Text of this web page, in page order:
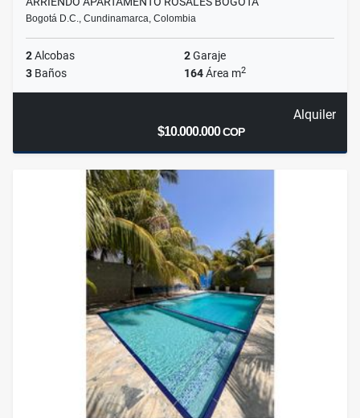
Bogotá D.C., Cundinamarca, Colombia
2Alcobas 2Garaje
3 Baños 164Área m2
Alquiler
$10.000.000COP